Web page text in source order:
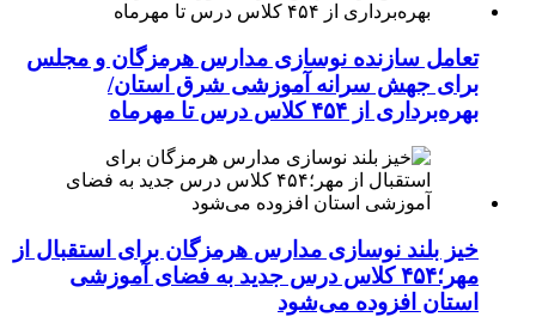
تعامل سازنده نوسازی مدارس هرمزگان و مجلس
برای جهش سرانه آموزشی شرق استان/
بهره‌برداری از ۴۵۴ کلاس درس تا مهرماه
خیز بلند نوسازی مدارس هرمزگان برای استقبال از
مهر؛۴۵۴ کلاس درس جدید به فضای آموزشی
استان افزوده می‌شود